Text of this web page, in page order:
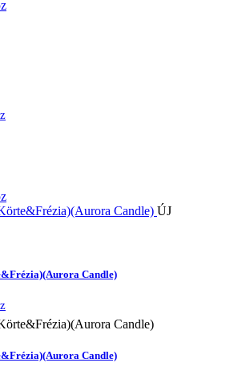
ÚJ
Candle)
Candle)